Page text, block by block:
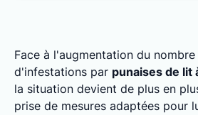
Face à l'augmentation du
d'infestations par punaises de lit
la situation devient de plus en
prise de mesures adaptées pour